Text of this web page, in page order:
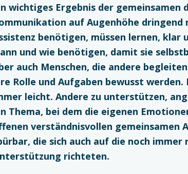
wichtiges Ergebnis der gemeinsamen
auf Augenhöhe dringend
benötigen, müssen lernen, klar
und wie benötigen, damit sie
auch Menschen, die andere
Rolle und Aufgaben bewusst
leicht. Andere zu unterstützen,
Thema, bei dem die eigenen
verständnisvollen gemeinsamen
die sich auch auf die noch
richteten.